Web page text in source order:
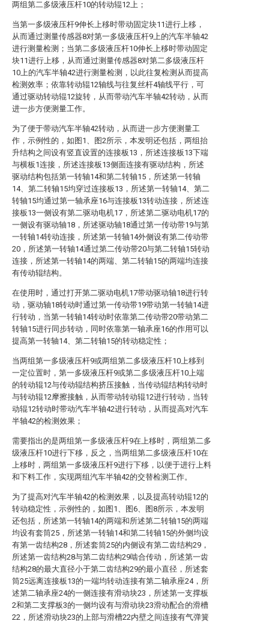
两组第二多级液压杆10的转动辊12上；
当第一多级液压杆9伸长上移时带动固定块11进行上移，
从而通过测量传感器8对第一多级液压杆9上的汽车半轴42
进行测量检测；当第二多级液压杆10伸长上移时带动固定
块11进行上移，从而通过测量传感器8对第二多级液压杆
10上的汽车半轴42进行测量检测，以此往复检测从而提高
检测效率；依靠转动辊12轴线与往复丝杆4轴线平行，可
通过驱动转动辊12旋转，从而带动汽车半轴42转动，从而
进一步方便测量工作。
为了便于带动汽车半轴42转动，从而进一步方便测量工
作，示例性的，如图1、图2所示，本发明还包括，两组抬
升结构之间设有竖直设置的连接板13，所述连接板13下端
与横板1连接，所述连接板13侧面连接有驱动结构，所述
驱动结构包括第一转轴14和第二转轴15，所述第一转轴
14、第二转轴15均穿过连接板13，所述第一转轴14、第二
转轴15均通过第一轴承座16与连接板13转动连接，所述连
接板13一侧设有第二驱动电机17，所述第二驱动电机17的
一侧设有驱动轴18，所述驱动轴18通过第一传动带19与第
一转轴14转动连接，所述第一转轴14外侧设有第二传动带
20，所述第一转轴14通过第二传动带20与第二转轴15转动
连接，所述第一转轴14的两端、第二转轴15的两端均连接
有传动辊结构。
在使用时，通过打开第二驱动电机17带动驱动轴18进行转
动，驱动轴18转动时通过第一传动带19带动第一转轴14进
行转动，当第一转轴14转动时依靠第二传动带20带动第二
转轴15进行同步转动，同时依靠第一轴承座16的作用可以
提高第一转轴14、第二转轴15的转动稳定性；
当两组第一多级液压杆9或两组第二多级液压杆10上移到
一定位置时，第一多级液压杆9或第二多级液压杆10上端
的转动辊12与传动辊结构挤压接触，当传动辊结构转动时
与转动辊12摩擦接触，从而带动转动辊12进行转动，当转
动辊12转动时带动汽车半轴42进行转动，从而提高对汽车
半轴42的检测效果；
需要指出的是两组第一多级液压杆9在上移时，两组第二多
级液压杆10进行下移，反之，当两组第二多级液压杆10在
上移时，两组第一多级液压杆9进行下移，以便于进行上料
和下料工作，实现两组汽车半轴42的交替检测工作。
为了提高对汽车半轴42的检测效果，以及提高转动辊12的
转动稳定性，示例性的，如图1、图6、图8所示，本发明
还包括，所述第一转轴14的两端和所述第二转轴15的两端
均设有套筒25，所述第一转轴14和第二转轴15的外侧均设
有第一齿结构28，所述套筒25的内侧设有第二齿结构29，
所述第一齿结构28与第二齿结构29啮合传动，所述第一齿
结构28的最大直径小于第二齿结构29的最小直径，所述套
筒25远离连接板13的一端均转动连接有第二轴承座24，所
述第二轴承座24的一侧连接有滑动块23，所述第一支撑板
2和第二支撑板3的一侧均设有与滑动块23滑动配合的滑槽
22，所述滑动块23的上部与滑槽22内壁之间连接有气弹簧